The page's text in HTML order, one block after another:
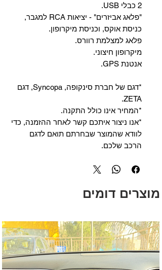
2 כבלי USB.
"פלאג אביזרים" - יציאות RCA למגבר,
כניסת אוקס, וכניסת מיקרופון.
פלאג למצלמת רוורס.
מיקרופון חיצוני.
אנטנת GPS.
*דגם של חברת סינקופה, Syncopa, דגם
ZETA.
*המחיר אינו כולל התקנה.
*אנו ניצור איתכם קשר לאחר ההזמנה, כדי
לוודא שהמוצר שבחרתם תואם לדגם
הרכב שלכם.
מוצרים דומים